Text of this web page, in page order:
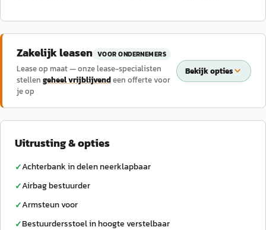
Zakelijk leasen VOOR ONDERNEMERS
Lease op maat — onze lease-specialisten
stellen geheel vrijblijvendeen offerte voor
je op
Bekijk opties
Uitrusting & opties
✓Achterbank in delen neerklapbaar
✓Airbag bestuurder
✓Armsteun voor
✓Bestuurdersstoel in hoogte verstelbaar